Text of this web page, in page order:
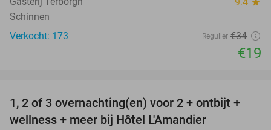
Schinnen
Verkocht: 173
Regulier €34
€19
32%
TODAY
1, 2 of 3 overnachting(en) voor 2 + ontbijt +
wellness + meer bij Hôtel L'Amandier